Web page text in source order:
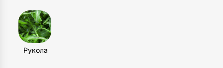
Рукола